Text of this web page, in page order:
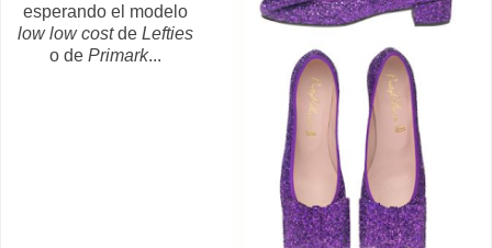
esperando el modelo
low low costde Lefties
o dePrimark...